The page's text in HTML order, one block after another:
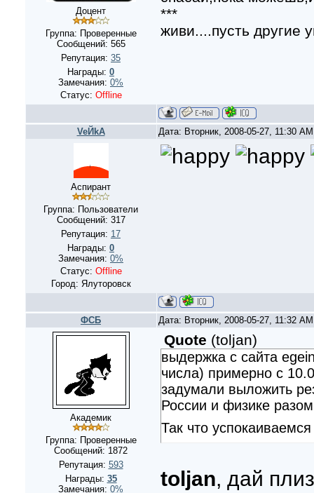
Доцент
Группа: Проверенные
Сообщений: 565
Репутация: 35
Награды: 0
Замечания: 0%
Статус: Offline
***
живи....пусть другие
VeЙkA Дата: Вторник, 2008-05-27, 11:30
Аспирант
Группа: Пользователи
Сообщений: 317
Репутация: 17
Награды: 0
Замечания: 0%
Статус: Offline
Город: Ялуторовск
ФСБ Дата: Вторник, 2008-05-27, 11:32
Академик
Группа: Проверенные
Сообщений: 1872
Репутация: 593
Награды: 35
Замечания: 0%
Quote (toljan)
выдержка с сайта
числа) примерно с
задумали выложить
России и физике
Так что
toljan, дай